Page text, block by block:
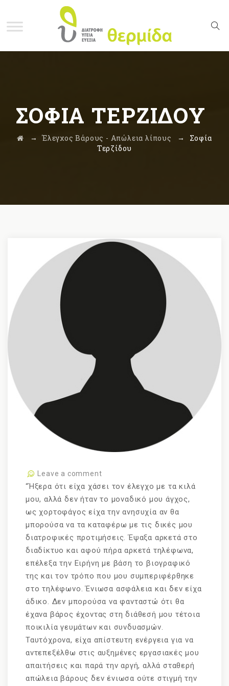
ΣΟΦΊΑ ΤΕΡΖΊΔΟΥ
→ Έλεγχος Βάρους - Απώλεια λίπους →
Σοφία
Τερζίδου
Leave a comment
“Ήξερα ότι είχα χάσει τον έλεγχο με τα κιλά
μου, αλλά δεν ήταν το μοναδικό μου άγχος,
ως χορτοφάγος είχα την ανησυχία αν θα
μπορούσα να τα καταφέρω με τις δικές μου
διατροφικές προτιμήσεις. Έψαξα αρκετά στο
διαδίκτυο και αφού πήρα αρκετά τηλέφωνα,
επέλεξα την Ειρήνη με βάση το βιογραφικό
της και τον τρόπο που μου συμπεριφέρθηκε
στο τηλέφωνο. Ένιωσα ασφάλεια και δεν είχα
άδικο. Δεν μπορούσα να φανταστώ ότι θα
έχανα βάρος έχοντας στη διάθεσή μου τέτοια
ποικιλία γευμάτων και συνδυασμών.
Ταυτόχρονα, είχα απίστευτη ενέργεια για να
αντεπεξέλθω στις αυξημένες εργασιακές μου
απαιτήσεις και παρά την αργή, αλλά σταθερή
απώλεια βάρους δεν ένιωσα ούτε στιγμή την